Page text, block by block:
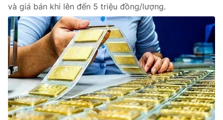
Emagazine Podcast
Photo Infographic
Video Shorts video
VTV Money VTV Thể thao
và giá bán khi lên đến 5 triệu đồng/lượng.